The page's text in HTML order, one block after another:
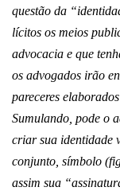
questão da
lícitos os meios
advocacia e que
os advogados irão
pareceres
Sumulando, pode o
criar sua identidade
conjunto, símbolo
assim sua